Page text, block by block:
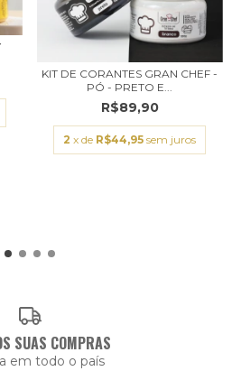
KIT DE CORANTES GRAN CHEF -
PÓ - PRETO E...
R$89,90
2 x de R$44,95 sem juros
SUAS COMPRAS
em todo o país